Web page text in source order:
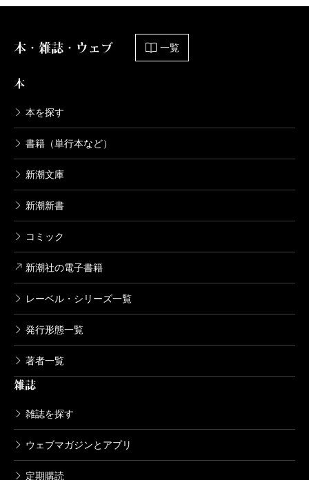
本・雑誌・ウェブ 一覧
本
本を探す
書籍（単行本など）
新潮文庫
新潮新書
コミック
新潮社の電子書籍
レーベル・シリーズ一覧
発行形態一覧
著者一覧
雑誌
雑誌を探す
ウェブマガジンとアプリ
定期購読